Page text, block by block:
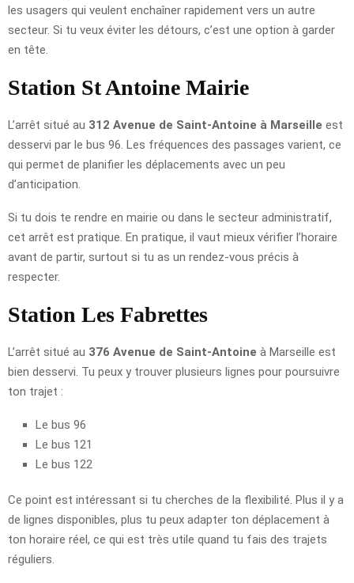
les usagers qui veulent enchaîner rapidement vers un autre
secteur. Si tu veux éviter les détours, c’est une option à garder
en tête.
Station St Antoine Mairie
L’arrêt situé au 312 Avenue de Saint-Antoine à Marseille est
desservi par le bus 96. Les fréquences des passages varient, ce
qui permet de planifier les déplacements avec un peu
d’anticipation.
Si tu dois te rendre en mairie ou dans le secteur administratif,
cet arrêt est pratique. En pratique, il vaut mieux vérifier l’horaire
avant de partir, surtout si tu as un rendez-vous précis à
respecter.
Station Les Fabrettes
L’arrêt situé au 376 Avenue de Saint-Antoine à Marseille est
bien desservi. Tu peux y trouver plusieurs lignes pour poursuivre
ton trajet :
Le bus 96
Le bus 121
Le bus 122
Ce point est intéressant si tu cherches de la flexibilité. Plus il y a
de lignes disponibles, plus tu peux adapter ton déplacement à
ton horaire réel, ce qui est très utile quand tu fais des trajets
réguliers.